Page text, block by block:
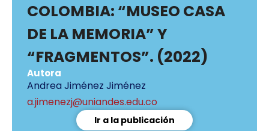
COLOMBIA: “MUSEO CASA
DE LA MEMORIA” Y
“FRAGMENTOS”. (2022)
Autora
Andrea Jiménez Jiménez
a.jimenezj@uniandes.edu.co
Ir a la publicación